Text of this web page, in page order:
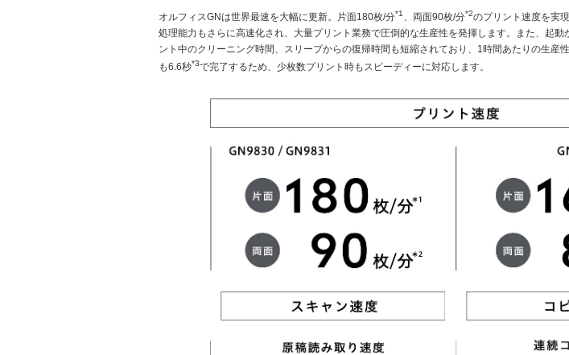
オルフィスGNは世界最速を大幅に更新。片面180枚/分*1 、両面90枚/分*2のプリント速度を実
処理能力もさらに高速化され、大量プリント業務で圧倒的な生産性を発揮します。また、起動
ント中のクリーニング時間、スリープからの復帰時間も短縮されており、1時間あたりの生産
も6.6秒*3で完了するため、少枚数プリント時もスピーディーに対応します。